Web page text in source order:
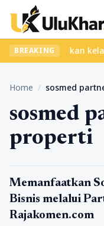
BREAKING
ribet? Temukan kelas
Home / sosmed
sosmed
properti
Tips Marketing
Memanfaatkan
Bisnis melalui
Rajakomen.com